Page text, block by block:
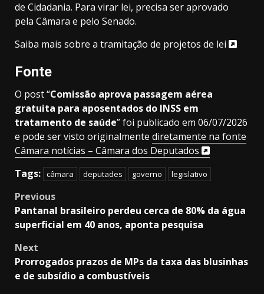
de Cidadania. Para virar lei, precisa ser aprovado
pela Câmara e pelo Senado.
Saiba mais sobre a tramitação de projetos de lei
Fonte
O post “Comissão aprova passagem aérea
gratuita para aposentados do INSS em
tratamento de saúde” foi publicado em 06/07/2026
e pode ser visto originalmente diretamente na fonte
Câmara notícias – Câmara dos Deputados
Tags: câmara deputades governo legislativo
Post
navigation
Previous
Pantanal brasileiro perdeu cerca de 80% da água
superficial em 40 anos, aponta pesquisa
Next
Prorrogados prazos de MPs da taxa das blusinhas
e de subsídio a combustíveis